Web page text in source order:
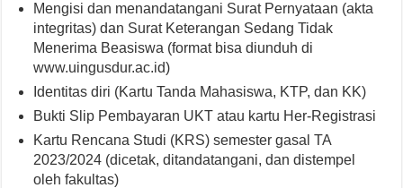
Mengisi dan menandatangani Surat Pernyataan (akta
integritas) dan Surat Keterangan Sedang Tidak
Menerima Beasiswa (format bisa diunduh di
www.uingusdur.ac.id)
Identitas diri (Kartu Tanda Mahasiswa, KTP, dan KK)
Bukti Slip Pembayaran UKT atau kartu Her-Registrasi
Kartu Rencana Studi (KRS) semester gasal TA
2023/2024 (dicetak, ditandatangani, dan distempel
oleh fakultas)